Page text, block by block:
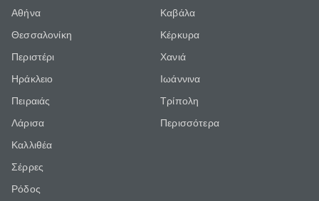
Αθήνα
Θεσσαλονίκη
Περιστέρι
Ηράκλειο
Πειραιάς
Λάρισα
Καλλιθέα
Σέρρες
Ρόδος
Καβάλα
Κέρκυρα
Χανιά
Ιωάννινα
Τρίπολη
Περισσότερα